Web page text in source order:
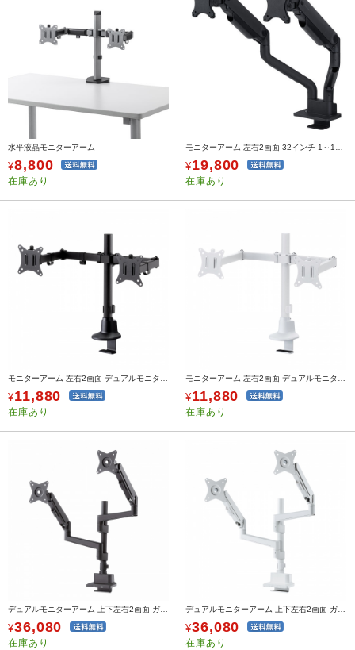
水平液晶モニターアーム
¥8,800
在庫あり
¥19,800
在庫あり
¥11,880
在庫あり
¥11,880
在庫あり
¥36,080
在庫あり
¥36,080
在庫あり